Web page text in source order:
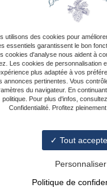
utilisons des cookies pour
essentiels garantissent le bon
cookies d'analyse nous aident à
Les cookies de personnalisation
plus adaptée à vos
annonces pertinentes. Vous
du navigateur. En
politique. Pour plus d'infos,
Confidentialité. Profitez
Tout
Personnaliser
Politique de